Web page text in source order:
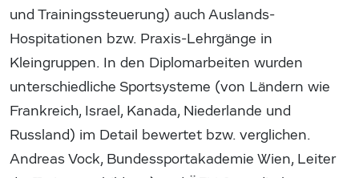
und Trainingssteuerung) auch Auslands-
Hospitationen bzw. Praxis-Lehrgänge in
Kleingruppen. In den Diplomarbeiten wurden
unterschiedliche Sportsysteme (von Ländern wie
Frankreich, Israel, Kanada, Niederlande und
Russland) im Detail bewertet bzw. verglichen.
Andreas Vock, Bundessportakademie Wien, Leiter